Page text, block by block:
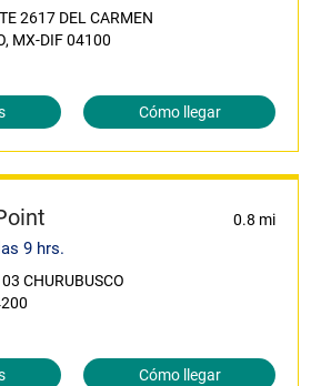
2617 DEL CARMEN
MX-DIF 04100
Cómo llegar
0.8 mi
9 hrs.
CHURUBUSCO
Cómo llegar